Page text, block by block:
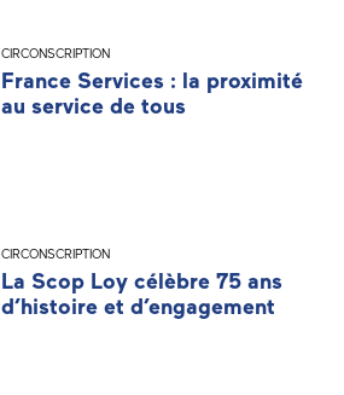
CIRCONSCRIPTION
France Services : la proximité
au service de tous
CIRCONSCRIPTION
La Scop Loy célèbre 75 ans
d’histoire et d’engagement